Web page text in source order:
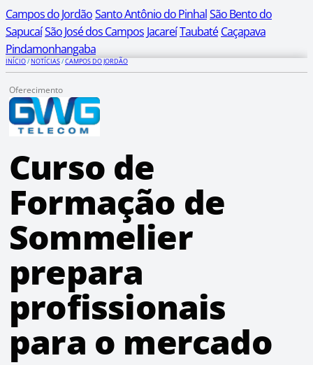
Campos do JordãoSanto Antônio do PinhalSão Bento do
SapucaíSão José dos Campos JacareíTaubaté Caçapava
Pindamonhangaba
INÍCIO/NOTÍCIAS/CAMPOS DO JORDÃO
Oferecimento
Curso de
Formação de
Sommelier
prepara
profissionais
para o mercado